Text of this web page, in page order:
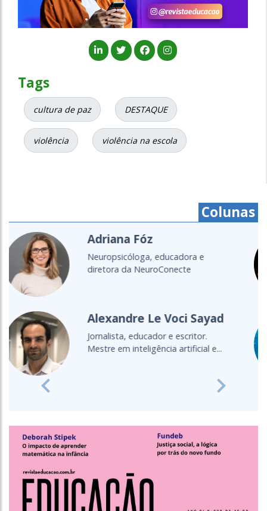
Tags
cultura de paz DESTAQUE
violência violência na escola
Colunas
Cristine Takuá
É do povo Maxacali, filósofa,
educadora, aprendiz de parteira.
Cultura Oceânica
Entenda a importância de levar o
oceano para a sala de aula
Previous Next